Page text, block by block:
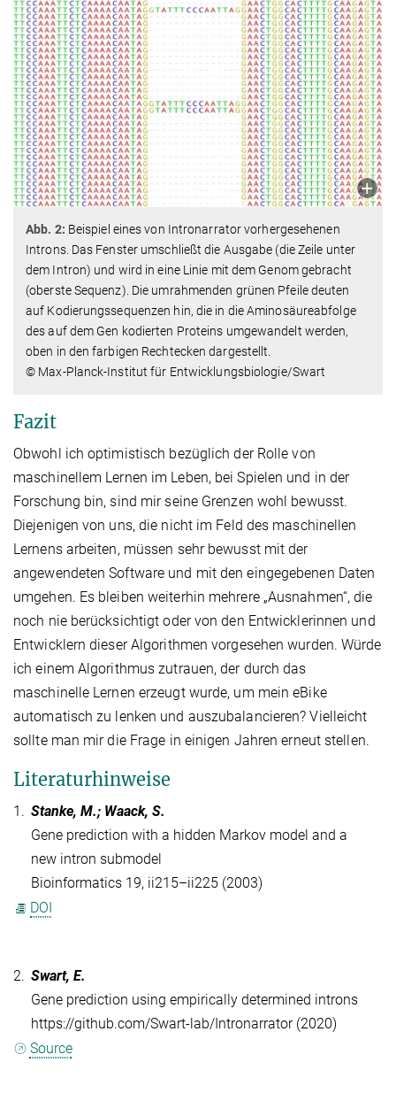
Abb. 2: Beispiel eines von Intronarrator vorhergesehenen
Introns. Das Fenster umschließt die Ausgabe (die Zeile unter
dem Intron) und wird in eine Linie mit dem Genom gebracht
(oberste Sequenz). Die umrahmenden grünen Pfeile deuten
auf Kodierungssequenzen hin, die in die Aminosäureabfolge
des auf dem Gen kodierten Proteins umgewandelt werden,
oben in den farbigen Rechtecken dargestellt.
© Max-Planck-Institut für Entwicklungsbiologie/Swart
Fazit
Obwohl ich optimistisch bezüglich der Rolle von
maschinellem Lernen im Leben, bei Spielen und in der
Forschung bin, sind mir seine Grenzen wohl bewusst.
Diejenigen von uns, die nicht im Feld des maschinellen
Lernens arbeiten, müssen sehr bewusst mit der
angewendeten Software und mit den eingegebenen Daten
umgehen. Es bleiben weiterhin mehrere „Ausnahmen“, die
noch nie berücksichtigt oder von den Entwicklerinnen und
Entwicklern dieser Algorithmen vorgesehen wurden. Würde
ich einem Algorithmus zutrauen, der durch das
maschinelle Lernen erzeugt wurde, um mein eBike
automatisch zu lenken und auszubalancieren? Vielleicht
sollte man mir die Frage in einigen Jahren erneut stellen.
Literaturhinweise
1. Stanke, M.; Waack, S.
Gene prediction with a hidden Markov model and a
new intron submodel
Bioinformatics 19, ii215–ii225 (2003)
DOI
2. Swart, E.
Gene prediction using empirically determined introns
https://github.com/Swart-lab/Intronarrator (2020)
Source